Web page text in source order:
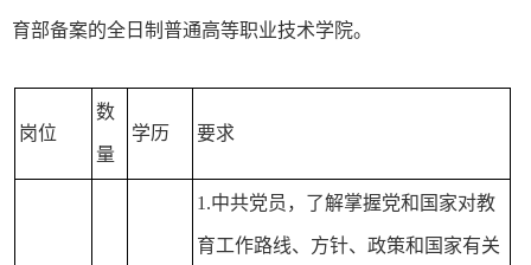
育部备案的全日制普通高等职业技术学院。
岗位
数
量
学历 要求
1.中共党员，了解掌握党和国家对教
育工作路线、方针、政策和国家有关